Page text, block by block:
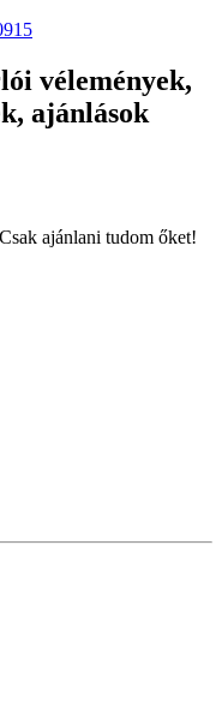
vélemények,
ajánlások
ajánlani tudom őket!